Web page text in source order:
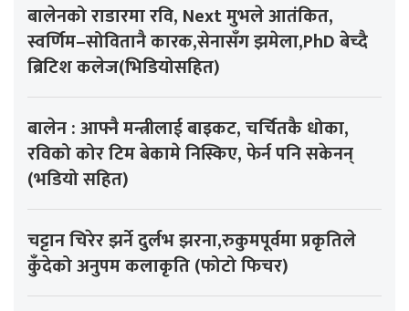
बालेनको राडारमा रवि, Next मुभले आतंकित,
स्वर्णिम–सोवितानै कारक,सेनासँग झमेला,PhD बेच्दै
ब्रिटिश कलेज(भिडियोसहित)
बालेन : आफ्नै मन्त्रीलाई बाइकट, चर्चितकै धोका,
रविको कोर टिम बेकामे निस्किए, फेर्न पनि सकेनन्
(भडियो सहित)
चट्टान चिरेर झर्ने दुर्लभ झरना,रुकुमपूर्वमा प्रकृतिले
कुँदेको अनुपम कलाकृति (फोटो फिचर)